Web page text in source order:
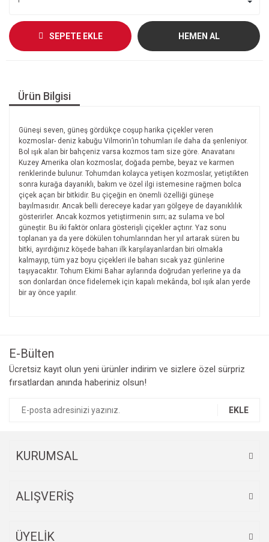
SEPETE EKLE HEMEN AL
Ürün Bilgisi
Güneşi seven, güneş gördükçe coşup harika çiçekler veren
kozmoslar- deniz kabuğu Vilmorin’in tohumları ile daha da şenleniyor.
Bol ışık alan bir bahçeniz varsa kozmos tam size göre. Anavatanı
Kuzey Amerika olan kozmoslar, doğada pembe, beyaz ve karmen
renklerinde bulunur. Tohumdan kolayca yetişen kozmoslar, yetiştikten
sonra kurağa dayanıklı, bakım ve özel ilgi istemesine rağmen bolca
çiçek açan bir bitkidir. Bu çiçeğin en önemli özelliği güneşe
bayılmasıdır. Ancak belli dereceye kadar yarı gölgeye de dayanıklılık
gösterirler. Ancak kozmos yetiştirmenin sırrı; az sulama ve bol
güneştir. Bu iki faktör onlara gösterişli çiçekler açtırır. Yaz sonu
toplanan ya da yere dökülen tohumlarından her yıl artarak süren bu
bitki, ayırdığınız köşede baharı ilk karşılayanlardan biri olmakla
kalmayıp, tüm yaz boyu çiçekleri ile baharı sıcak yaz günlerine
taşıyacaktır. Tohum Ekimi Bahar aylarında doğrudan yerlerine ya da
son donlardan önce fidelemek için kapalı mekânda, bol ışık alan yerde
bir ay önce yapılır.
E-Bülten
Ücretsiz kayıt olun yeni ürünler indirim ve sizlere özel sürpriz
fırsatlardan anında haberiniz olsun!
EKLE
KURUMSAL
ALIŞVERİŞ
ÜYELİK